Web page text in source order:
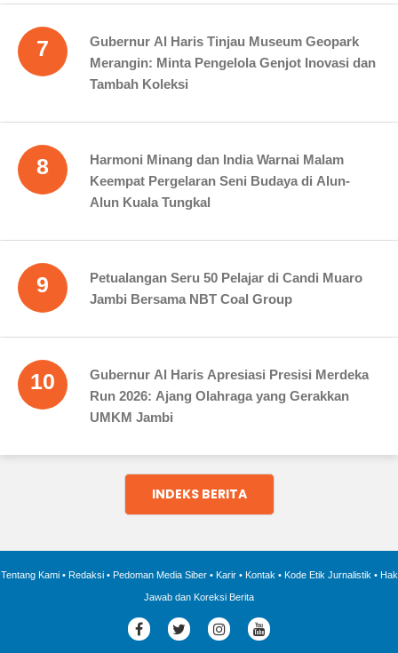
7
Gubernur Al Haris Tinjau Museum Geopark
Merangin: Minta Pengelola Genjot Inovasi dan
Tambah Koleksi
8
Harmoni Minang dan India Warnai Malam
Keempat Pergelaran Seni Budaya di Alun-
Alun Kuala Tungkal
9
Petualangan Seru 50 Pelajar di Candi Muaro
Jambi Bersama NBT Coal Group
10
Gubernur Al Haris Apresiasi Presisi Merdeka
Run 2026: Ajang Olahraga yang Gerakkan
UMKM Jambi
INDEKS BERITA
Tentang Kami• Redaksi• Pedoman Media Siber• Karir• Kontak • Kode Etik Jurnalistik • Hak
Jawab dan Koreksi Berita